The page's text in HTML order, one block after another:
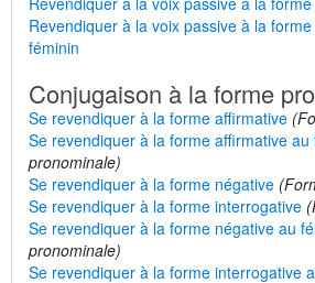
Revendiquer à la voix passive à la
féminin
Conjugaison à la forme
Se revendiquer à la forme affirmative
Se revendiquer à la forme affirmative au
pronominale)
Se revendiquer à la forme négative
Se revendiquer à la forme interrogative
Se revendiquer à la forme négative au
pronominale)
Se revendiquer à la forme interrogative